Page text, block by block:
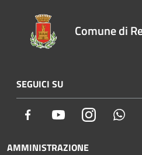
Comune di
SEGUICI SU
Facebook YoutubeInstagram
AMMINISTRAZIONE